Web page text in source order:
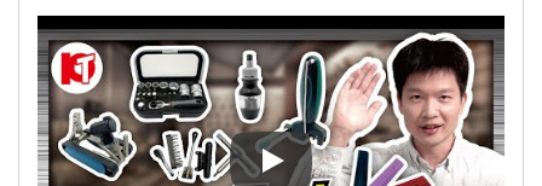
Multifunktionswerkzeuge